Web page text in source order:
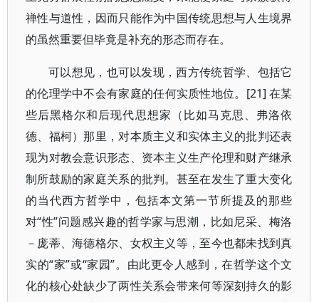
禅性与道性，因而只能作为中国传统思想与人生境界
的虽然重要但毕竟是补充的形态而存在。
可以想见，也可以发现，西方传统哲学、包括它
的伦理学中不会有家庭的任何实质性地位。[21] 在某
些后黑格尔和后现代思想家（比如马克思、弗洛依
德、福柯）那里，对本质主义和实体主义的批判还表
现为对教会意识形态、资本主义生产伦理和财产继承
制所鼓励的家庭关系的批判。甚至在发生了重大变化
的当代西方哲学中，包括本文第一节所提及的那些
对“性”问题感兴趣的哲学家与思潮，比如尼采、梅洛
－庞蒂、海德格尔、女权主义等，至今也都未找到真
实的“家”或“家园”。由此更令人感到，在哲学这个文
化的核心处缺少了两性关系会带来何等深刻持久的影